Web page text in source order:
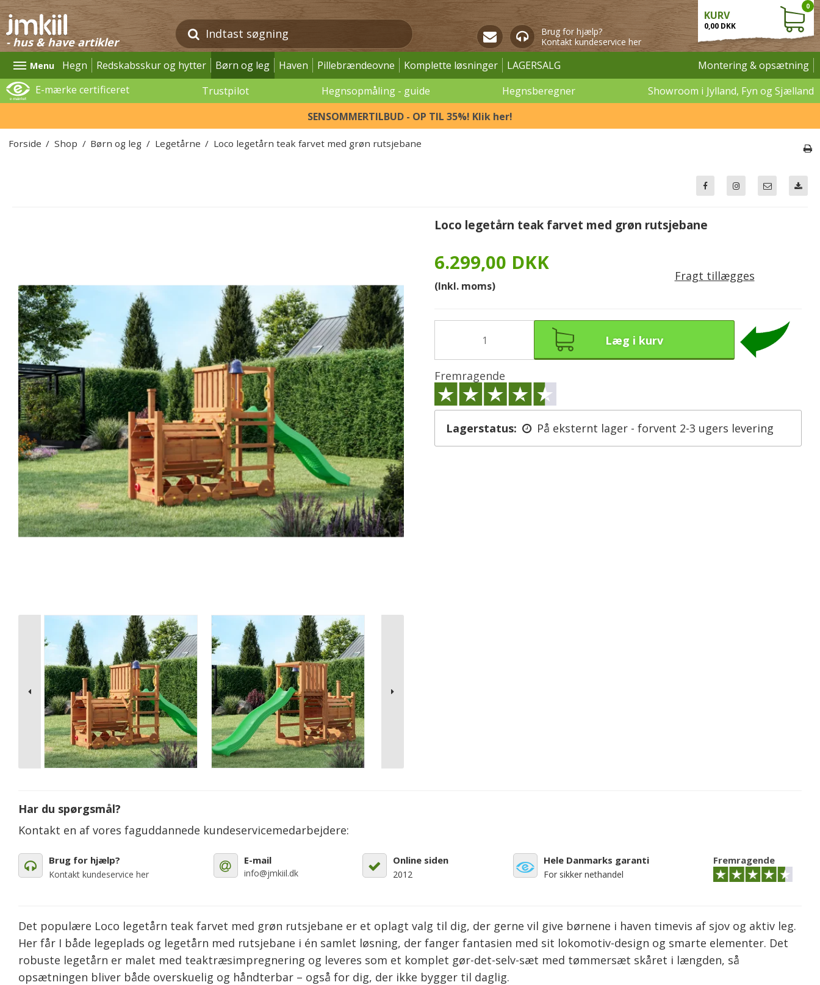
- hus & have artikler
Brug for hjælp?
Kontakt kundeservice her
KURV
0,00 DKK
0
Menu Hegn Redskabsskur og hytter Børn og leg Haven Pillebrændeovne Komplette løsninger LAGERSALG
Montering & opsætning
E-mærke certificeret
Trustpilot Hegnsopmåling - guide Hegnsberegner
Showroom i Jylland, Fyn og Sjælland
SENSOMMERTILBUD - OP TIL 35%! Klik her!
Forside / Shop / Børn og leg / Legetårne / Loco legetårn teak farvet med grøn rutsjebane
Loco legetårn teak farvet med grøn rutsjebane
6.299,00 DKK
(Inkl. moms)
Fragt tillægges
Læg i kurv
Fremragende
Lagerstatus: På eksternt lager - forvent 2-3 ugers levering
Har du spørgsmål?
Kontakt en af vores faguddannede kundeservicemedarbejdere:
Brug for hjælp?
Kontakt kundeservice her
E-mail
info@jmkiil.dk
Online siden
2012
Hele Danmarks garanti
For sikker nethandel
Fremragende
Det populære Loco legetårn teak farvet med grøn rutsjebane er et oplagt valg til dig, der gerne vil give børnene i haven timevis af sjov og aktiv leg.
Her får I både legeplads og legetårn med rutsjebane i én samlet løsning, der fanger fantasien med sit lokomotiv-design og smarte elementer. Det
robuste legetårn er malet med teaktræsimpregnering og leveres som et komplet gør-det-selv-sæt med tømmersæt skåret i længden, så
opsætningen bliver både overskuelig og håndterbar – også for dig, der ikke bygger til daglig.